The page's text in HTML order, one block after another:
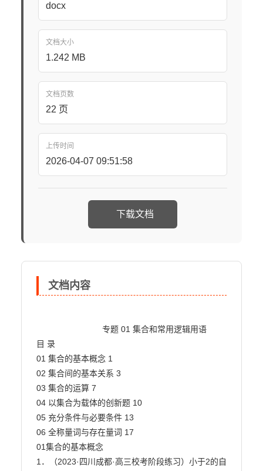
docx
文档大小
1.242 MB
文档页数
22 页
上传时间
2026-04-07 09:51:58
下载文档
文档内容
目 录
01 集合的基本概念 1
02 集合间的基本关系 3
03 集合的运算 7
04 以集合为载体的创新题 10
05 充分条件与必要条件 13
06 全称量词与存在量词 17
01集合的基本概念
1．（2023·四川成都·高三校考阶段练习）小于2的自